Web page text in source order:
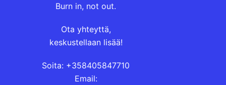
Burn in, not out.
Ota yhteyttä,
keskustellaan lisää!
Soita: +358405847710
Email: